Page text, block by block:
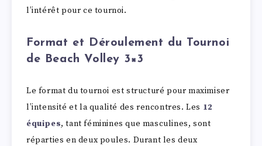
l’intérêt pour ce tournoi.
Format et Déroulement du Tournoi
de Beach Volley 3×3
Le format du tournoi est structuré pour maximiser
l’intensité et la qualité des rencontres. Les 12
équipes, tant féminines que masculines, sont
réparties en deux poules. Durant les deux